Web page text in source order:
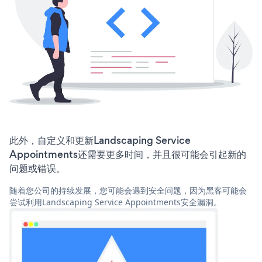
此外，自定义和更新Landscaping Service
Appointments还需要更多时间，并且很可能会引起新的
问题或错误。
随着您公司的持续发展，您可能会遇到安全问题，因为黑客可能会
尝试利用Landscaping Service Appointments安全漏洞。